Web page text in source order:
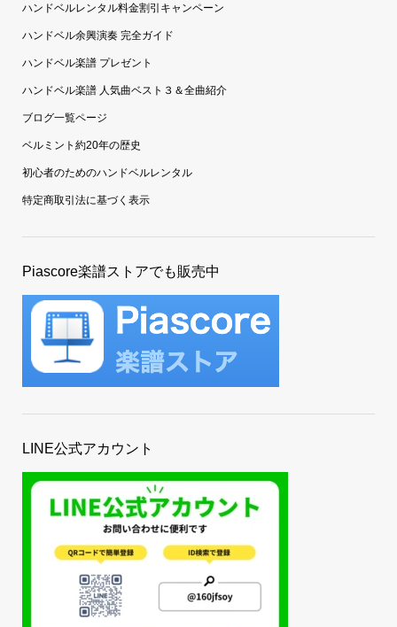
ハンドベルレンタル料金割引キャンペーン
ハンドベル余興演奏 完全ガイド
ハンドベル楽譜 プレゼント
ハンドベル楽譜 人気曲ベスト３＆全曲紹介
ブログ一覧ページ
ベルミント約20年の歴史
初心者のためのハンドベルレンタル
特定商取引法に基づく表示
Piascore楽譜ストアでも販売中
LINE公式アカウント